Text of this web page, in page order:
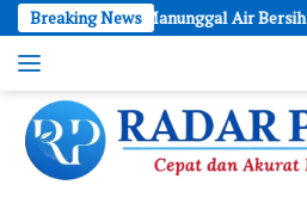
Skip
to
content
Breaking News
Manunggal Air Bersih Masjid Desa
dan
Akurat
Hadirkan
Fakta